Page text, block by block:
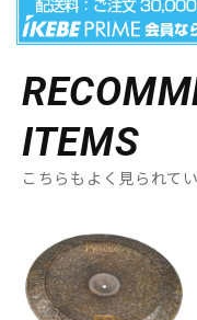
ITEMS
こちらもよく見られて